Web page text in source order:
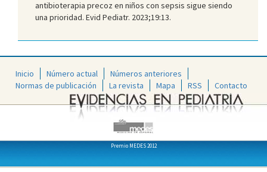
antibioterapia precoz en niños con sepsis sigue siendo
una prioridad. Evid Pediatr. 2023;19:13.
Inicio Número actual
Números anteriores
Normas de publicación
La revista Mapa RSS Contacto
Premio MEDES 2012